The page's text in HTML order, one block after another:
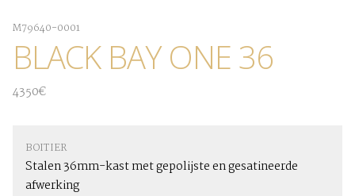
M79640-0001
BLACK BAY ONE 36
4350€
BOITIER
Stalen 36mm-kast met gepolijste en gesatineerde
afwerking